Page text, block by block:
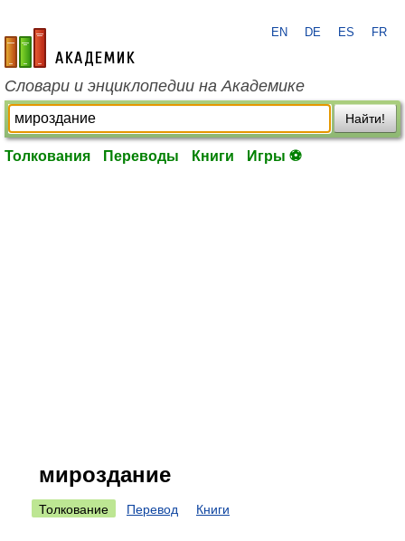
academic.ru
EN DE ES FR
Словари и энциклопедии на Академике
Найти!
Толкования Переводы Книги Игры ⚽
мироздание
Толкование Перевод Книги